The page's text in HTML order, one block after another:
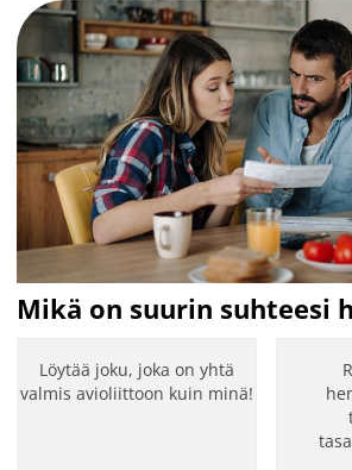
Mikä on suurin suhteesi
Löytää joku, joka on yhtä
valmis avioliittoon kuin minä!